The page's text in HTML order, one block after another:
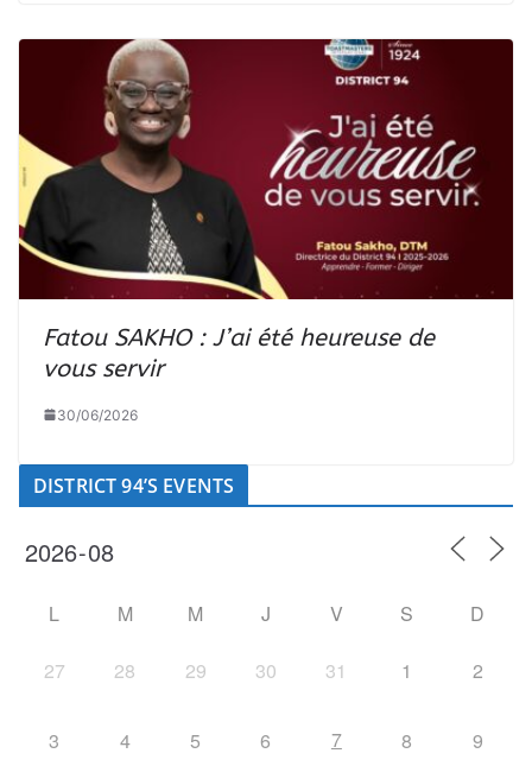
Fatou SAKHO : J’ai été heureuse de
vous servir
30/06/2026
DISTRICT 94’S EVENTS
L M M J V S D
27 28 29 30 31 1 2
3 4 5 6 7 8 9